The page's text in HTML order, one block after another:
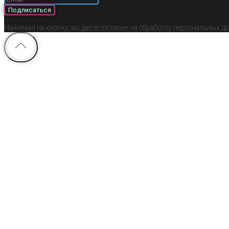
Подписаться
Нажимая на кнопку, вы даёте согласие на обработку персональных